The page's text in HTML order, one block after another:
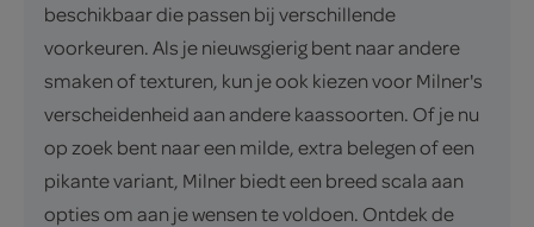
beschikbaar die passen bij verschillende
voorkeuren. Als je nieuwsgierig bent naar andere
smaken of texturen, kun je ook kiezen voor Milner's
verscheidenheid aan andere kaassoorten. Of je nu
op zoek bent naar een milde, extra belegen of een
pikante variant, Milner biedt een breed scala aan
opties om aan je wensen te voldoen. Ontdek de